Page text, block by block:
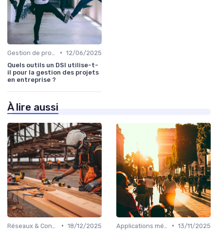
• 12/06/2025
Quels outils un DSI utilise-t-
il pour la gestion des projets
en entreprise ?
À lire aussi
• 18/12/2025
• 13/11/2025